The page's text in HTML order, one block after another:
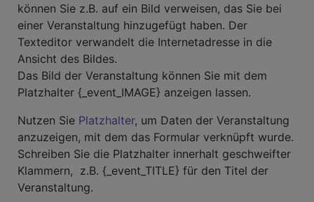
können Sie z.B. auf ein Bild verweisen, das Sie bei
einer Veranstaltung hinzugefügt haben. Der
Texteditor verwandelt die Internetadresse in die
Ansicht des Bildes.
Das Bild der Veranstaltung können Sie mit dem
Platzhalter {_event_IMAGE} anzeigen lassen.
Nutzen Sie Platzhalter, um Daten der Veranstaltung
anzuzeigen, mit dem das Formular verknüpft wurde.
Schreiben Sie die Platzhalter innerhalt geschweifter
Klammern, z.B. {_event_TITLE} für den Titel der
Veranstaltung.